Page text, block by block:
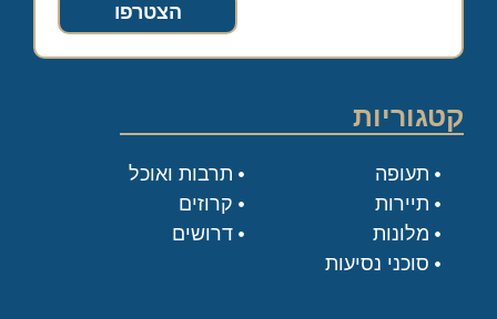
הצטרפו
קטגוריות
תעופה
תיירות
מלונות
סוכני נסיעות
תרבות ואוכל
קרוזים
דרושים